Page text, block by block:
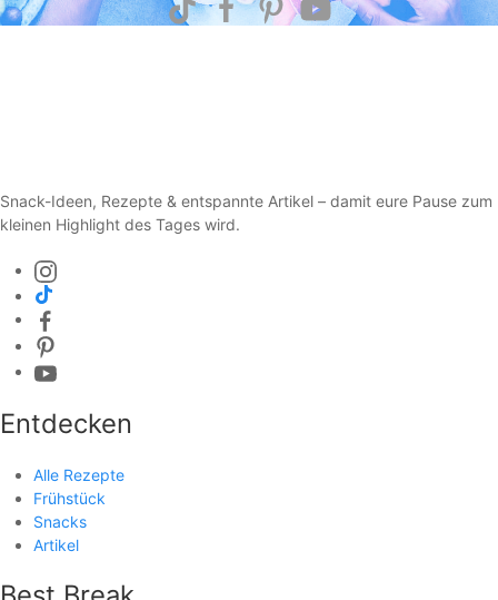
Snack-Ideen, Rezepte & entspannte Artikel – damit eure Pause zum
kleinen Highlight des Tages wird.
Entdecken
Alle Rezepte
Frühstück
Snacks
Artikel